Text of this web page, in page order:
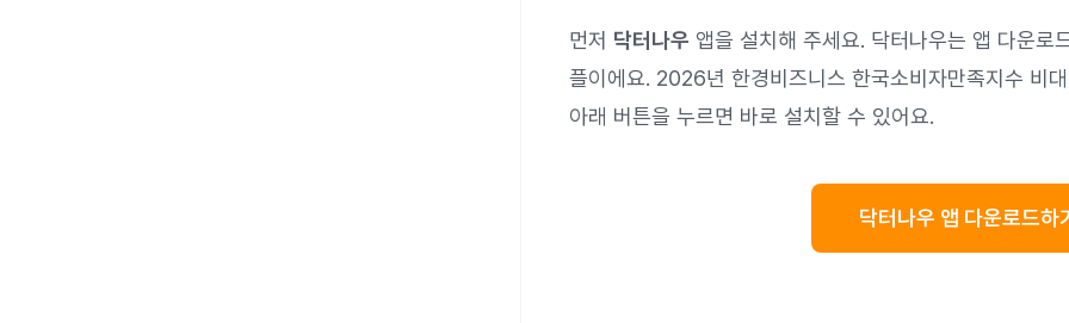
먼저 닥터나우 앱을 설치해 주세요. 닥터나우는 앱 다운
플이에요. 2026년 한경비즈니스 한국소비자만족지수 비
아래 버튼을 누르면 바로 설치할 수 있어요.
닥터나우 앱 다운로드하